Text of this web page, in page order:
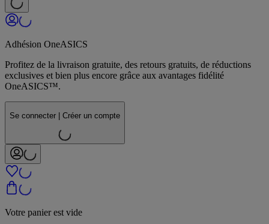
Adhésion OneASICS
Profitez de la livraison gratuite, des retours gratuits, de réductions
exclusives et bien plus encore grâce aux avantages fidélité
OneASICS™.
Se connecter | Créer un compte
Votre panier est vide